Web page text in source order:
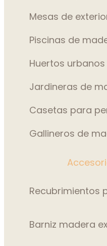
Mesas de
Piscinas de
Huertos
Jardineras de
Casetas para
Gallineros de
Recubrimientos
Barniz madera